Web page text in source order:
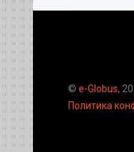
© e-Globus,
Политика